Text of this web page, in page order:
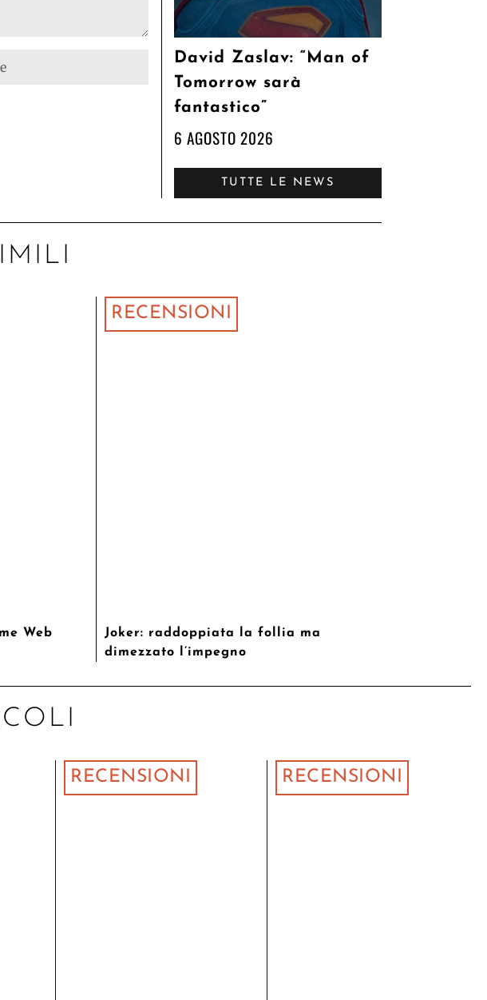
David Zaslav: “Man of
Tomorrow sarà
fantastico”
6 AGOSTO 2026
TUTTE LE NEWS
Web
RECENSIONI
Joker: raddoppiata la follia ma
dimezzato l’impegno
RECENSIONI RECENSIONI